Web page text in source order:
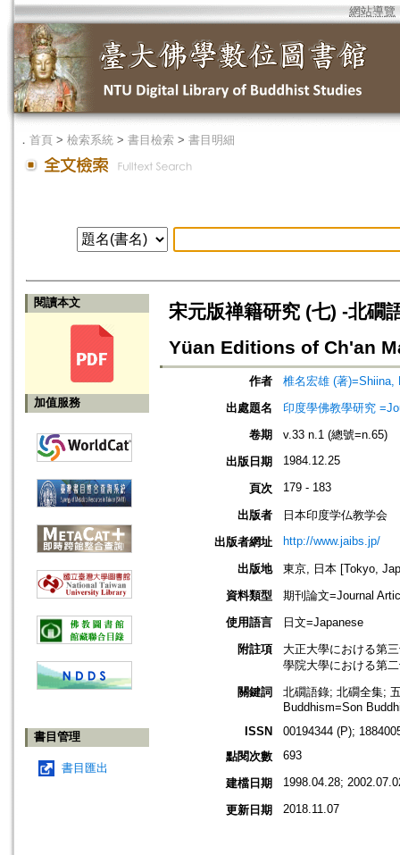
網站導覽
． 首頁 > 檢索系統 > 書目檢索 > 書目明細
閱讀本文
加值服務
書目管理
書目匯出
宋元版禅籍研究 (七) -北礀
Yüan Editions of Ch'an
作者
椎名宏雄 (著)=Shiina,
出處題名
印度學佛教學研究
卷期
v.33 n.1 (總號=n.65)
出版日期
1984.12.25
頁次 179 - 183
出版者
日本印度学仏教学会
出版者網址
http://www.jaibs.jp/
出版地
東京, 日本 [Tokyo,
資料類型
期刊論文=Journal
使用語言
日文=Japanese
附註項
大正大學における第
學院大學における第
關鍵詞
北礀語錄; 北礀全集;
Buddhism=Son
ISSN
00194344 (P);
點閱次數
693
建檔日期 1998.04.28;
更新日期 2018.11.07